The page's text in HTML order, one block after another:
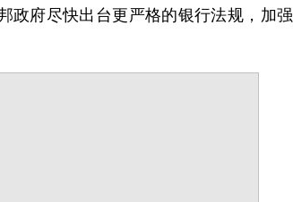
政府尽快出台更严格的银行法规，加强